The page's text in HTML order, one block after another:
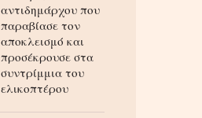
αντιδημάρχου που
παραβίασε τον
αποκλεισμό και
προσέκρουσε στα
συντρίμμια του
ελικοπτέρου